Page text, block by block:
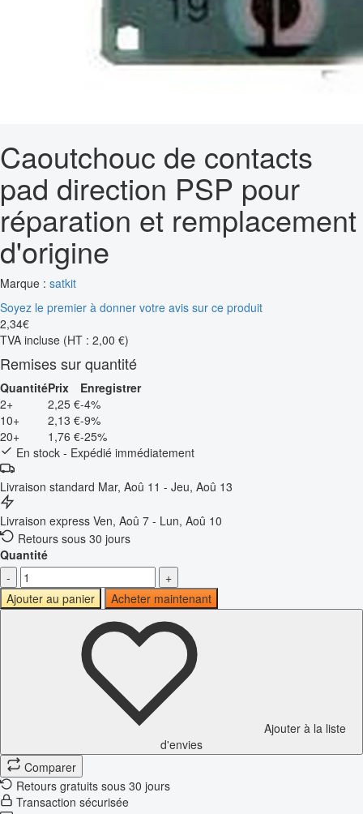
Caoutchouc de contacts
pad direction PSP pour
réparation et remplacement
d'origine
Marque : satkit
Soyez le premier à donner votre avis sur ce produit
2,34€
TVA incluse (HT : 2,00 €)
Remises sur quantité
QuantitéPrix
Enregistrer
2+
2,25 €-4%
10+
2,13 €-9%
20+
1,76 €-25%
En stock - Expédié immédiatement
Livraison standard Mar, Aoû 11 - Jeu, Aoû 13
Livraison express Ven, Aoû 7 - Lun, Aoû 10
Retours sous 30 jours
Quantité
-
+
Ajouter au panier
Acheter maintenant
Ajouter à la liste
d'envies
Comparer
Retours gratuits sous 30 jours
Transaction sécurisée